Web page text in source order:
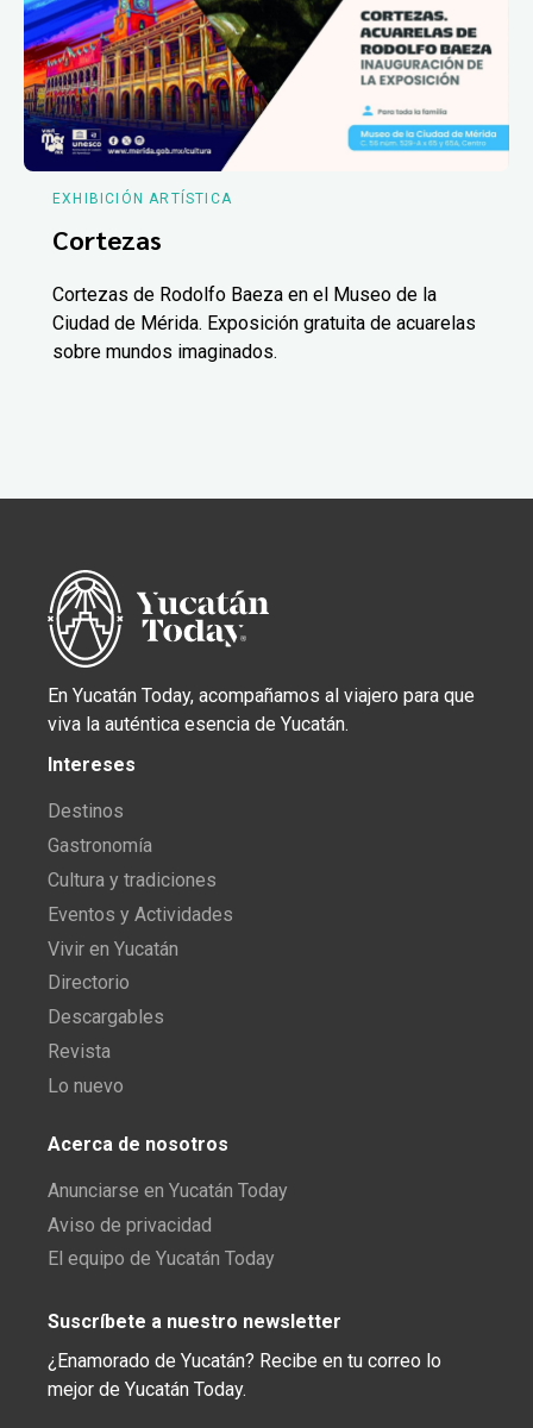
EXHIBICIÓN ARTÍSTICA
Cortezas
Cortezas de Rodolfo Baeza en el Museo de la
Ciudad de Mérida. Exposición gratuita de acuarelas
sobre mundos imaginados.
En Yucatán Today, acompañamos al viajero para que
viva la auténtica esencia de Yucatán.
Intereses
Destinos
Gastronomía
Cultura y tradiciones
Eventos y Actividades
Vivir en Yucatán
Directorio
Descargables
Revista
Lo nuevo
Acerca de nosotros
Anunciarse en Yucatán Today
Aviso de privacidad
El equipo de Yucatán Today
Suscríbete a nuestro newsletter
¿Enamorado de Yucatán? Recibe en tu correo lo
mejor de Yucatán Today.